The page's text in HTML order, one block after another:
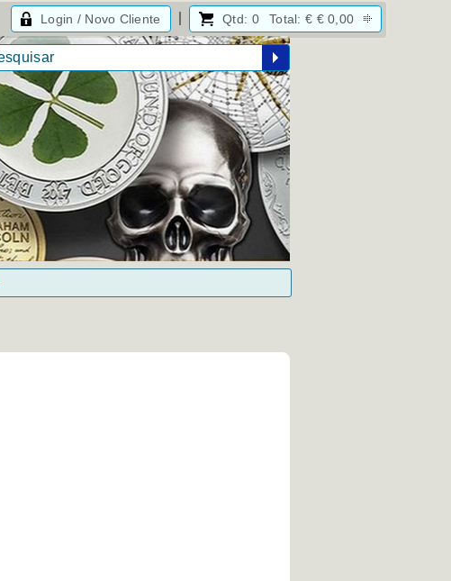
Login / Novo Cliente Qtd: 0 Total: € € 0,00